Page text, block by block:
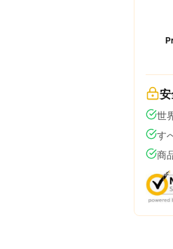
安
世
す
商